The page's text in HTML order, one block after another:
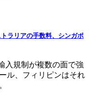
ラリアの手数料、シンガポ
入規制が複数の面で強
ル、フィリピンはそれ